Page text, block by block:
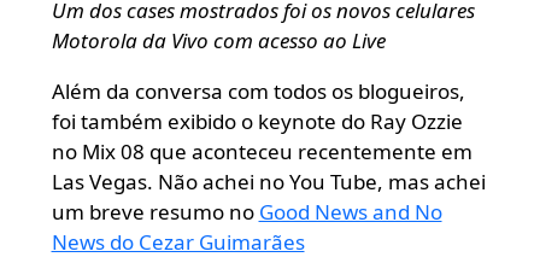
Um dos cases mostrados foi os novos celulares
Motorola da Vivo com acesso ao Live
Além da conversa com todos os blogueiros,
foi também exibido o keynote do Ray Ozzie
no Mix 08 que aconteceu recentemente em
Las Vegas. Não achei no You Tube, mas achei
um breve resumo no Good News and No
News do Cezar Guimarães